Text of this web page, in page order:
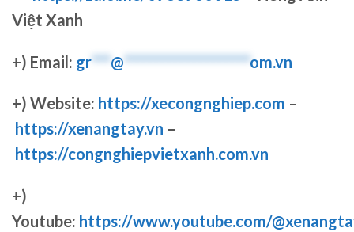
Việt Xanh
+) Email: gr***@********************om.vn
+) Website: https://xecongnghiep.com –
https://xenangtay.vn –
https://congnghiepvietxanh.com.vn
+)
Youtube: https://www.youtube.com/